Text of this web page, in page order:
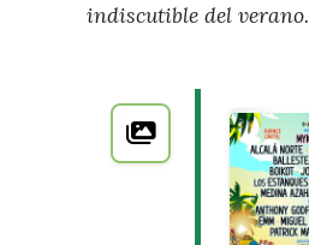
indiscutible del verano.